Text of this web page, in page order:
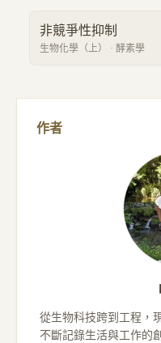
非競爭性抑制
生物化學（上） · 酵素學
作者
從生物科技跨到工程，
不斷記錄生活與工作的